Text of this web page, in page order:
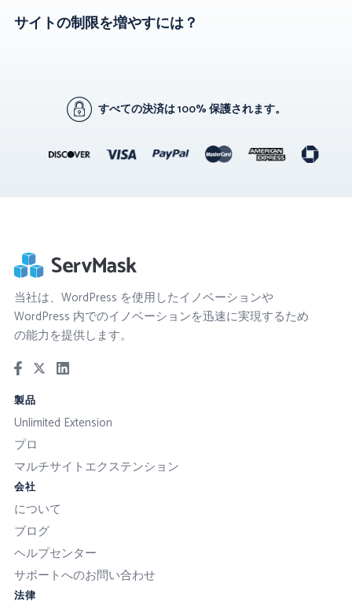
サイトの制限を増やすには？
すべての決済は 100% 保護されます。
当社は、WordPress を使用したイノベーションや
WordPress 内でのイノベーションを迅速に実現するため
の能力を提供します。
製品
Unlimited Extension
プロ
マルチサイトエクステンション
会社
について
ブログ
ヘルプセンター
サポートへのお問い合わせ
法律